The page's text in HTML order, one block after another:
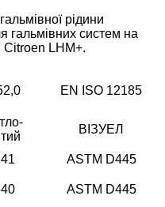
рідини
гальмівних систем на
Citroen LHM+.
EN ISO 12185
ВІЗУЕЛ
ASTM D445
ASTM D445